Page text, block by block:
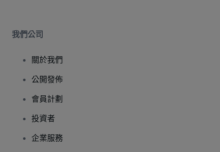
我們公司
關於我們
公開發佈
會員計劃
投資者
企業服務